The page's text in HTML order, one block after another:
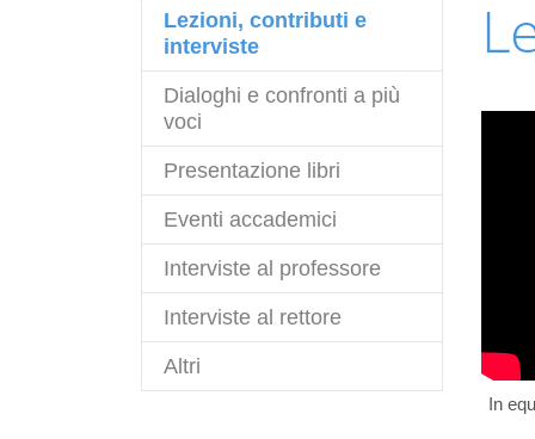
Lezioni, contributi e
interviste(current)
Dialoghi e confronti a più
voci
Presentazione libri
Eventi accademici
Interviste al professore
Interviste al rettore
Altri
In